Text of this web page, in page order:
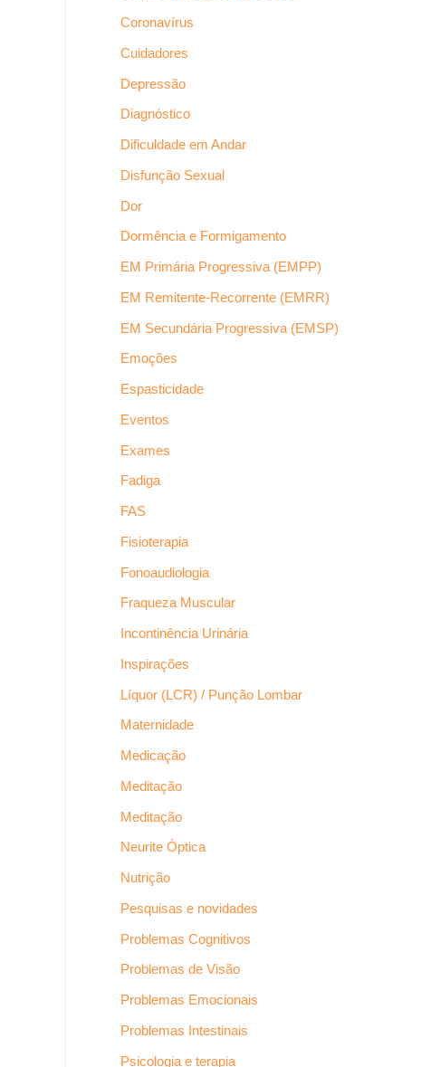
Coronavírus
Cuidadores
Depressão
Diagnóstico
Dificuldade em Andar
Disfunção Sexual
Dor
Dormência e Formigamento
EM Primária Progressiva (EMPP)
EM Remitente-Recorrente (EMRR)
EM Secundária Progressiva (EMSP)
Emoções
Espasticidade
Eventos
Exames
Fadiga
FAS
Fisioterapia
Fonoaudiologia
Fraqueza Muscular
Incontinência Urinária
Inspirações
Líquor (LCR) / Punção Lombar
Maternidade
Medicação
Meditação
Meditação
Neurite Óptica
Nutrição
Pesquisas e novidades
Problemas Cognitivos
Problemas de Visão
Problemas Emocionais
Problemas Intestinais
Psicologia e terapia